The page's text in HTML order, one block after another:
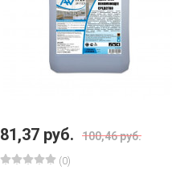
81,37 руб. 100,46 руб.
(0)